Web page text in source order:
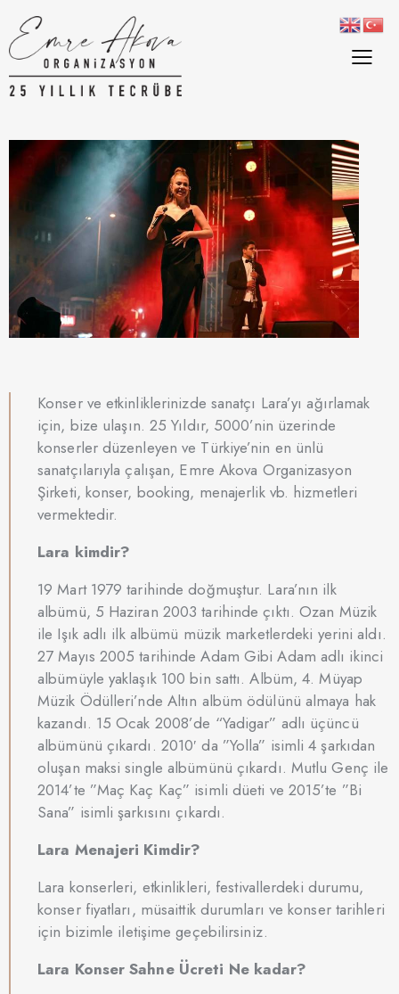
Konser ve etkinliklerinizde sanatçı Lara’yı ağırlamak
için, bize ulaşın. 25 Yıldır, 5000’nin üzerinde
konserler düzenleyen ve Türkiye’nin en ünlü
sanatçılarıyla çalışan, Emre Akova Organizasyon
Şirketi, konser, booking, menajerlik vb. hizmetleri
vermektedir.
Lara kimdir?
19 Mart 1979 tarihinde doğmuştur. Lara’nın ilk
albümü, 5 Haziran 2003 tarihinde çıktı. Ozan Müzik
ile Işık adlı ilk albümü müzik marketlerdeki yerini aldı.
27 Mayıs 2005 tarihinde Adam Gibi Adam adlı ikinci
albümüyle yaklaşık 100 bin sattı. Albüm, 4. Müyap
Müzik Ödülleri’nde Altın albüm ödülünü almaya hak
kazandı. 15 Ocak 2008’de “Yadigar” adlı üçüncü
albümünü çıkardı. 2010′ da ”Yolla” isimli 4 şarkıdan
oluşan maksi single albümünü çıkardı. Mutlu Genç ile
2014’te ”Maç Kaç Kaç” isimli düeti ve 2015’te ”Bi
Sana” isimli şarkısını çıkardı.
Lara Menajeri Kimdir?
Lara konserleri, etkinlikleri, festivallerdeki durumu,
konser fiyatları, müsaittik durumları ve konser tarihleri
için bizimle iletişime geçebilirsiniz.
Lara Konser Sahne Ücreti Ne kadar?